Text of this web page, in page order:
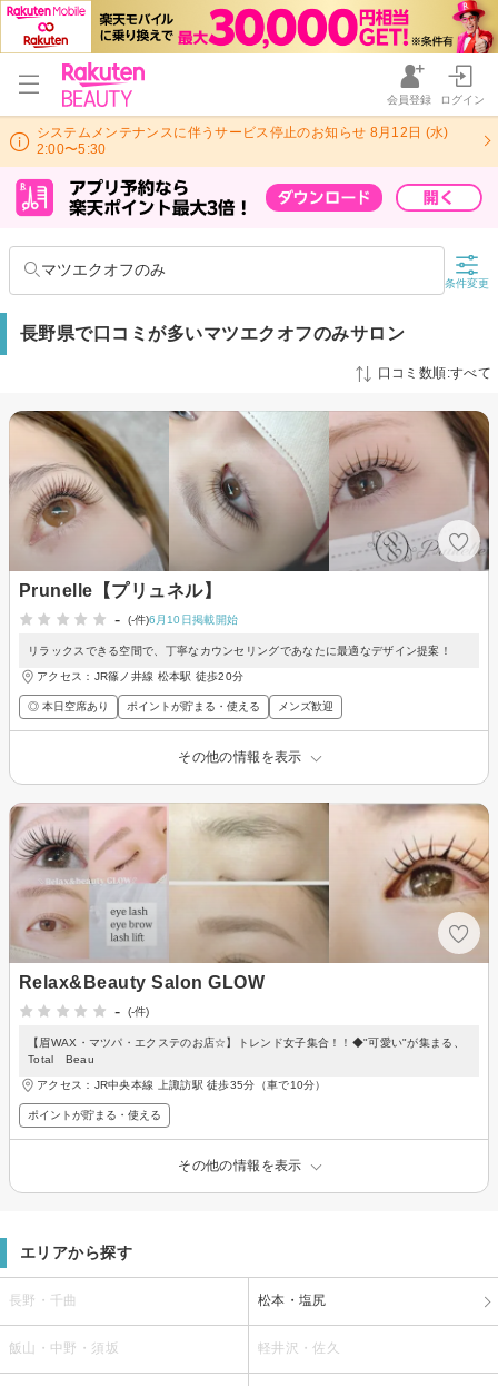
会員登録 ログイン
システムメンテナンスに伴うサービス停止のお知らせ 8月12日 (水)
2:00〜5:30
マツエクオフのみ
条件変更
長野県で口コミが多いマツエクオフのみサロン
口コミ数順:すべて
Prunelle【プリュネル】
-
(-件)6月10日掲載開始
リラックスできる空間で、丁寧なカウンセリングであなたに最適なデザイン提案！
アクセス：JR篠ノ井線 松本駅 徒歩20分
◎ 本日空席あり ポイントが貯まる・使える メンズ歓迎
その他の情報を表示
Relax&Beauty Salon GLOW
-
(-件)
【眉WAX・マツパ・エクステのお店☆】トレンド女子集合！！◆"可愛い"が集まる、
Total Beau
アクセス：JR中央本線 上諏訪駅 徒歩35分（車で10分）
ポイントが貯まる・使える
その他の情報を表示
エリアから探す
長野・千曲 松本・塩尻
飯山・中野・須坂 軽井沢・佐久